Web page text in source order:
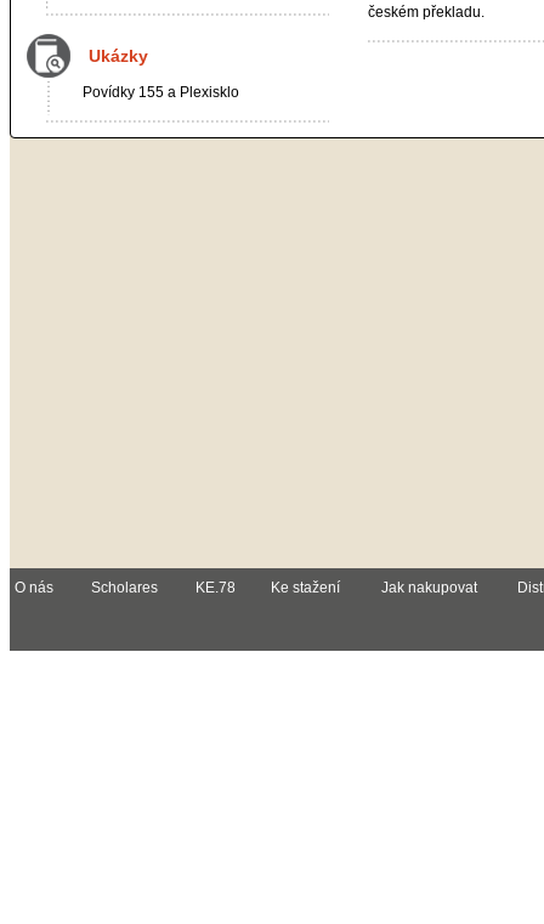
Ukázky
Povídky 155 a Plexisklo
českém překladu.
O nás Scholares KE.78 Ke stažení Jak nakupovat